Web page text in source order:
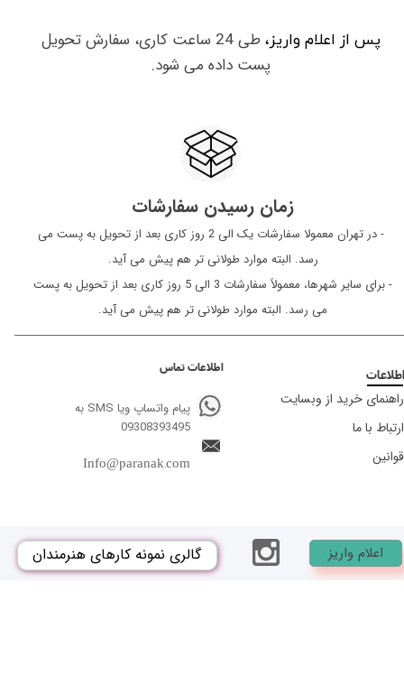
اعلام واریز
راهنمای خرید از وبسایت
ارتباط با ما
قوانین
اطلاعات تماس
پیام واتساپ ویا SMS به
09308393495
Info@paranak.com
پس از اعلام واریز،
طی 24 ساعت کاری، سفارش تحویل
پست داده می شود.
زمان رسیدن سفارشات
​​​​​​​ - در تهران معمولا سفارشات یک الی 2 روز کاری بعد از تحویل به پست می
رسد. البته موارد طولانی تر هم پیش می آید.
- برای سایر شهرها، معمولاً سفارشات 3 الی 5 روز کاری بعد از تحویل به پست
می رسد. البته موارد طولانی تر هم پیش می آید.
گالری نمونه کارهای هنرمندان